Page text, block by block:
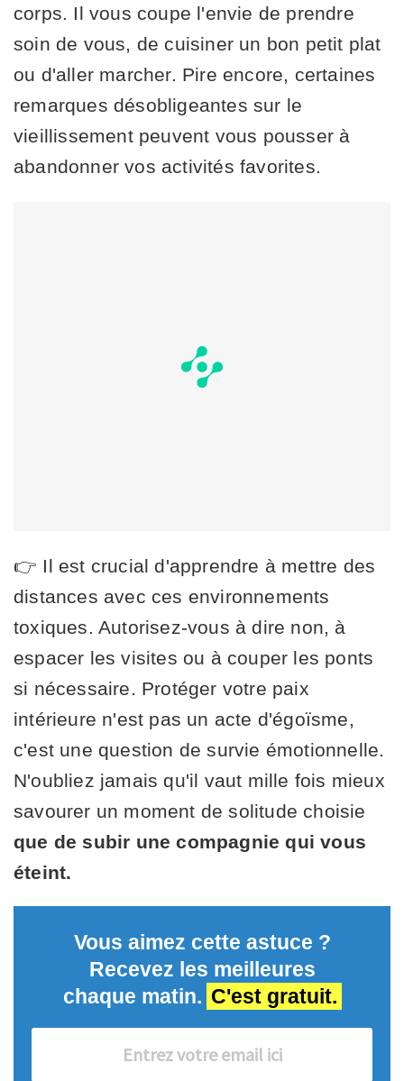
corps. Il vous coupe l'envie de prendre
soin de vous, de cuisiner un bon petit plat
ou d'aller marcher. Pire encore, certaines
remarques désobligeantes sur le
vieillissement peuvent vous pousser à
abandonner vos activités favorites.
👉 Il est crucial d'apprendre à mettre des
distances avec ces environnements
toxiques. Autorisez-vous à dire non, à
espacer les visites ou à couper les ponts
si nécessaire. Protéger votre paix
intérieure n'est pas un acte d'égoïsme,
c'est une question de survie émotionnelle.
N'oubliez jamais qu'il vaut mille fois mieux
savourer un moment de solitude choisie
que de subir une compagnie qui vous
éteint.
Vous aimez cette astuce ?
Recevez les meilleures
chaque matin. C'est gratuit.